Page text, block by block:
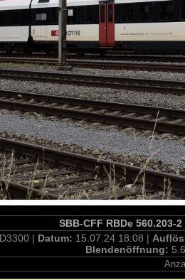
SBB-CFF RBDe 560.203-
| Datum: 15.07.24 18:08 |
Blendenöffnung: